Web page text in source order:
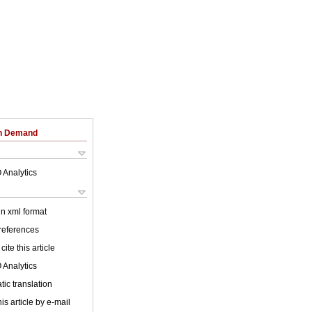
Demand
Analytics
xml format
this article
Analytics
translation
article by e-mail